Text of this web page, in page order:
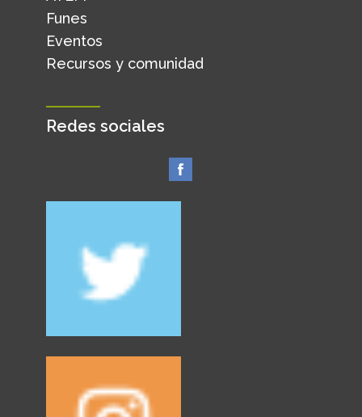
Funes
Eventos
Recursos y comunidad
Redes sociales